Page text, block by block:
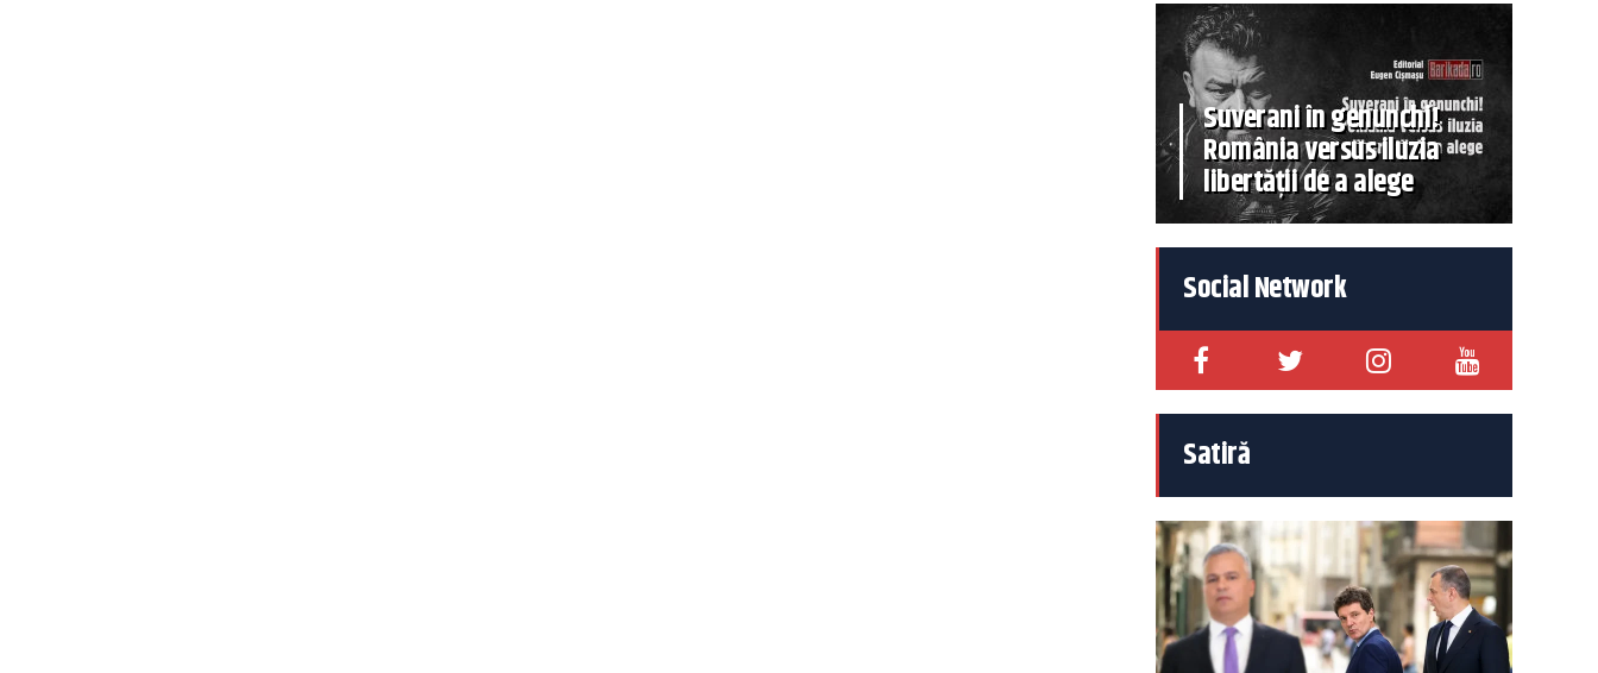
Suverani în genunchi!
România versus iluzia
libertății de a alege
Social Network
Satiră